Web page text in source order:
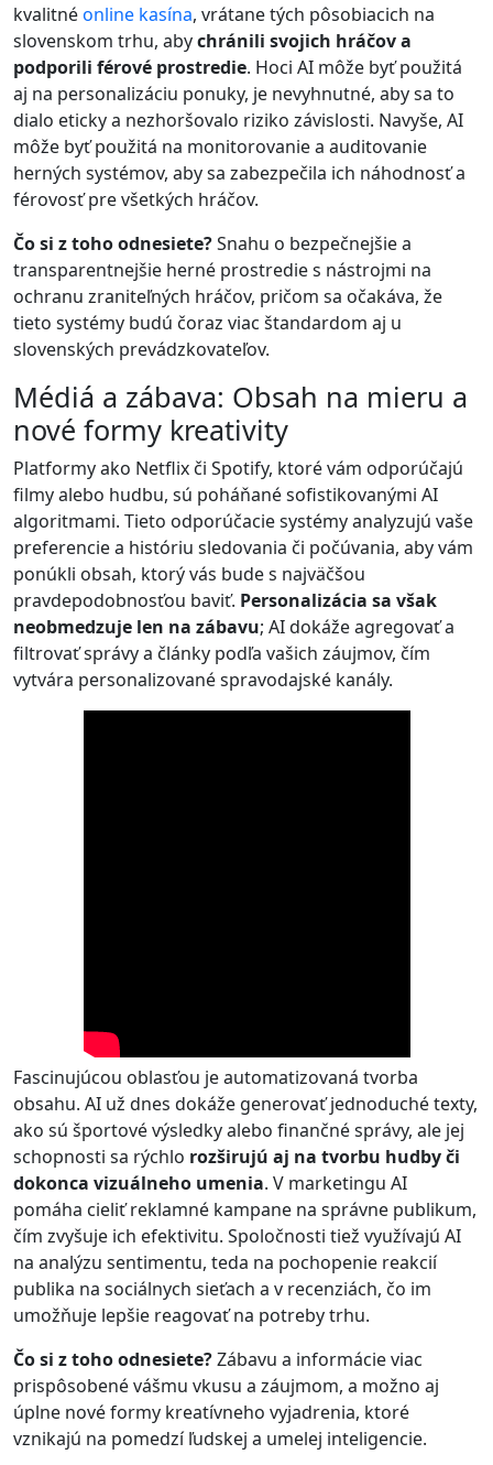
kvalitnéonline kasína, vrátane tých pôsobiacich na
slovenskom trhu, abychránili svojich hráčov a
podporili férové prostredie. Hoci AI môže byť použitá
aj na personalizáciu ponuky, je nevyhnutné, aby sa to
dialo eticky a nezhoršovalo riziko závislosti. Navyše, AI
môže byť použitá na monitorovanie a auditovanie
herných systémov, aby sa zabezpečila ich náhodnosť a
férovosť pre všetkých hráčov.
Čo si z toho odnesiete?Snahu o bezpečnejšie a
transparentnejšie herné prostredie s nástrojmi na
ochranu zraniteľných hráčov, pričom sa očakáva, že
tieto systémy budú čoraz viac štandardom aj u
slovenských prevádzkovateľov.
Médiá a zábava: Obsah na mieru a
nové formy kreativity
Platformy ako Netflix či Spotify, ktoré vám odporúčajú
filmy alebo hudbu, sú poháňané sofistikovanými AI
algoritmami. Tieto odporúčacie systémy analyzujú vaše
preferencie a históriu sledovania či počúvania, aby vám
ponúkli obsah, ktorý vás bude s najväčšou
pravdepodobnosťou baviť. Personalizácia sa však
neobmedzuje len na zábavu; AI dokáže agregovať a
filtrovať správy a články podľa vašich záujmov, čím
vytvára personalizované spravodajské kanály.
Fascinujúcou oblasťou je automatizovaná tvorba
obsahu. AI už dnes dokáže generovať jednoduché texty,
ako sú športové výsledky alebo finančné správy, ale jej
schopnosti sa rýchlo rozširujú aj na tvorbu hudby či
dokonca vizuálneho umenia. V marketingu AI
pomáha cieliť reklamné kampane na správne publikum,
čím zvyšuje ich efektivitu. Spoločnosti tiež využívajú AI
na analýzu sentimentu, teda na pochopenie reakcií
publika na sociálnych sieťach a v recenziách, čo im
umožňuje lepšie reagovať na potreby trhu.
Čo si z toho odnesiete?Zábavu a informácie viac
prispôsobené vášmu vkusu a záujmom, a možno aj
úplne nové formy kreatívneho vyjadrenia, ktoré
vznikajú na pomedzí ľudskej a umelej inteligencie.